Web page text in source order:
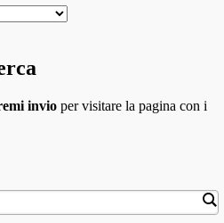
invio per visitare la pagina con i